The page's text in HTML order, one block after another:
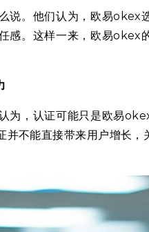
说。他们认为，欧易okex
感。这样一来，欧易okex
为，认证可能只是欧易
不能直接带来用户增长